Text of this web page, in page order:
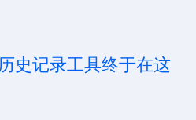
史记录工具终于在这